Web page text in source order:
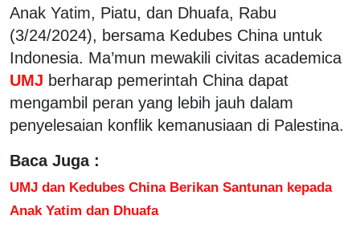
Anak Yatim, Piatu, dan Dhuafa, Rabu
(3/24/2024), bersama Kedubes China untuk
Indonesia. Ma’mun mewakili civitas academica
UMJ berharap pemerintah China dapat
mengambil peran yang lebih jauh dalam
penyelesaian konflik kemanusiaan di Palestina.
Baca Juga :
UMJ dan Kedubes China Berikan Santunan kepada
Anak Yatim dan Dhuafa